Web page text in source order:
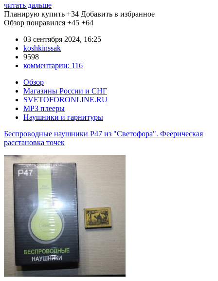
читать дальше
Планирую купить +34 Добавить в избранное
Обзор понравился +45 +64
03 сентября 2024, 16:25
koshkinssak
9598
комментарии: 116
Обзор
Магазины России и СНГ
SVETOFORONLINE.RU
MP3 плееры
Наушники и гарнитуры
Беспроводные наушники P47 из "Светофора". Феерическая
расстановка точек